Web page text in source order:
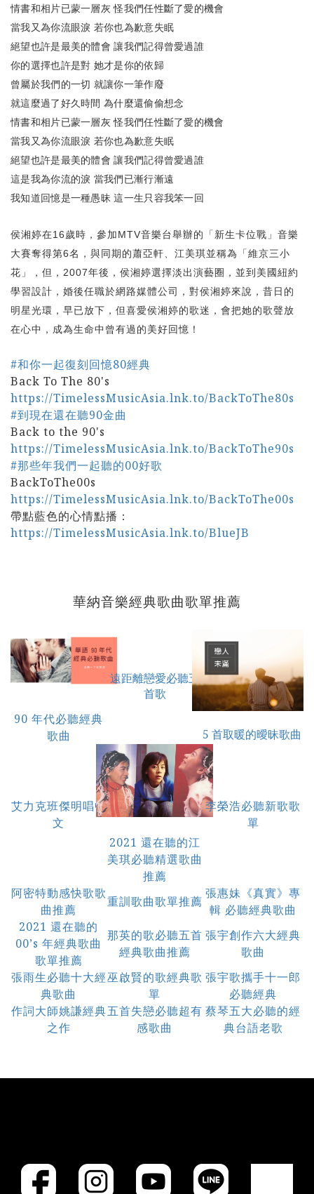
情書和相片已蒙一層灰 怪我們任性斷了愛的機會
當我又為你流眼淚 若你也為歉意失眠
絕望也許是最美的體會 讓我們記得曾愛過誰
你的選擇也許是對 她才是你的依歸
曾屬於我們的一切 就讓你一筆作廢
就這麼過了好久時間 為什麼還偷偷想念
情書和相片已蒙一層灰 怪我們任性斷了愛的機會
當我又為你流眼淚 若你也為歉意失眠
絕望也許是最美的體會 讓我們記得曾愛過誰
這是我為你流的淚 當我們已漸行漸遠
我知道回憶是一種愚昧 這一生只容我笨一回
侯湘婷在16歲時，參加MTV音樂台舉辦的「新生卡位戰」音樂
大賽奪得第6名，與同期的蕭亞軒、江美琪並稱為「維京三小
花」，但， 2007年後，侯湘婷選擇淡出演藝圈，並到美國紐約
學習設計，婚後任職於網路媒體公司，對侯湘婷來說，昔日的
明星光環，早已放下，但喜愛侯湘婷的歌迷，會把她的歌聲放
在心中，成為生命中曾有過的美好回憶！
#和你一起復刻回憶80經典
Back To The 80's
https://TimelessMusicAsia.lnk.to/BackToThe80s
#到現在還在聽90金曲
Back to the 90's
https://TimelessMusicAsia.lnk.to/BackToThe90s
#那些年我們一起聽的00好歌
BackToThe00s
https://TimelessMusicAsia.lnk.to/BackToThe00s
帶點藍色的心情點播：
https://TimelessMusicAsia.lnk.to/BlueJB
華納音樂經典歌曲歌單推薦
90 年代必聽經典
歌曲
遠距離戀愛必聽五
首歌
5 首取暖的曖昧歌曲
艾力克班傑明唱中
文
2021 還在聽的江
美琪必聽精選歌曲
推薦
李榮浩必聽新歌歌
單
阿密特動感快歌歌
曲推薦
重訓歌曲歌單推薦
張惠妹《真實》專
輯 必聽經典歌曲
2021 還在聽的
00’s 年經典歌曲
歌單推薦
那英的歌必聽五首
經典歌曲推薦
張宇創作六大經典
歌曲
張雨生必聽十大經
典歌曲
巫啟賢的歌經典歌
單
張宇歌攜手十一郎
必聽經典
作詞大師姚謙經典
之作
五首失戀必聽超有
感歌曲
蔡琴五大必聽的經
典台語老歌